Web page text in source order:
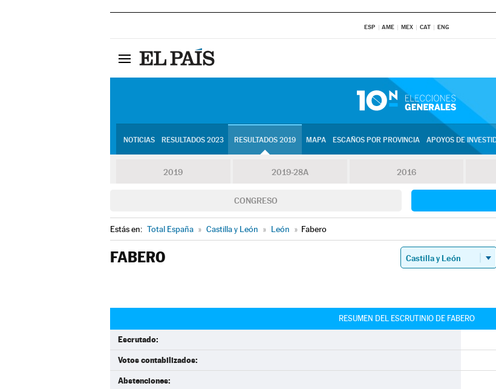
ESP AME MEX CAT ENG
NOTICIAS RESULTADOS 2023 RESULTADOS 2019 MAPA ESCAÑOS POR PROVINCIA APOYOS DE
2019 2019-28A 2016
CONGRESO
Estás en: Total España » Castilla y León » León » Fabero
FABERO
RESUMEN DEL ESCRUTINIO DE FABERO
Escrutado:
Votos contabilizados:
Abstenciones: